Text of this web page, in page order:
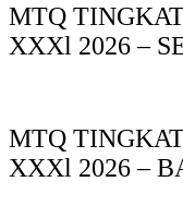
MTQ
XXXl 2026 –
MTQ
XXXl 2026 –